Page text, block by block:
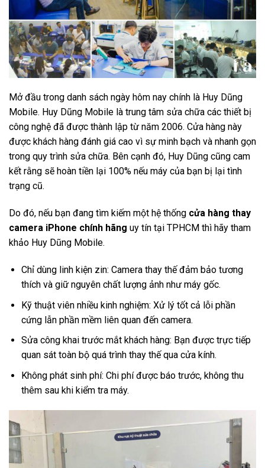
Mở đầu trong danh sách ngày hôm nay chính là Huy Dũng
Mobile. Huy Dũng Mobile là trung tâm sửa chữa các thiết bị
công nghệ đã được thành lập từ năm 2006. Cửa hàng này
được khách hàng đánh giá cao vì sự minh bạch và nhanh gọn
trong quy trình sửa chữa. Bên cạnh đó, Huy Dũng cũng cam
kết rằng sẽ hoàn tiền lại 100% nếu máy của bạn bị lại tình
trạng cũ.
Do đó, nếu bạn đang tìm kiếm một hệ thống cửa hàng thay
camera iPhone chính hãng uy tín tại TPHCM thì hãy tham
khảo Huy Dũng Mobile.
Chỉ dùng linh kiện zin: Camera thay thế đảm bảo tương
thích và giữ nguyên chất lượng ảnh như máy gốc.
Kỹ thuật viên nhiều kinh nghiệm: Xử lý tốt cả lỗi phần
cứng lẫn phần mềm liên quan đến camera.
Sửa công khai trước mắt khách hàng: Bạn được trực tiếp
quan sát toàn bộ quá trình thay thế qua cửa kính.
Không phát sinh phí: Chi phí được báo trước, không thu
thêm sau khi kiểm tra máy.